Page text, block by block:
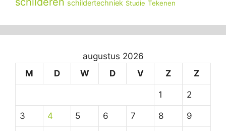
schildertechniek Studie Tekenen
augustus 2026
M
D W D V Z Z
1 2
3 4 5 6 7 8 9